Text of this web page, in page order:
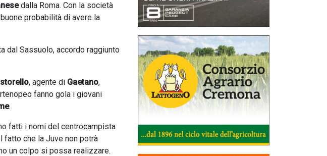
dalla Roma. Con la società
probabilità di avere la
dal Sassuolo, accordo raggiunto
, agente di Gaetano,
fanno gola i giovani
.
fatti i nomi del centrocampista
fatto che la Juve non potrà
un colpo si possa realizzare.